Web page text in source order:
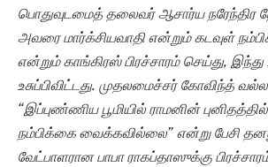
பொதுவுடமைத் தலைவர் ஆசார்ய நரேந்திர
அவரை மார்க்சியவாதி என்றும் கடவுள்
என்றும் காங்கிரஸ் பிரச்சாரம் செய்து,
உசுப்பிவிட்டது. முதலமைச்சர் கோவிந்த்
“இப்புண்ணிய பூமியில் ராமனின்
நம்பிக்கை வைக்கவில்லை” என்று பேசி
வேட்பாளரான பாபா ராகப்தாஸுக்கு